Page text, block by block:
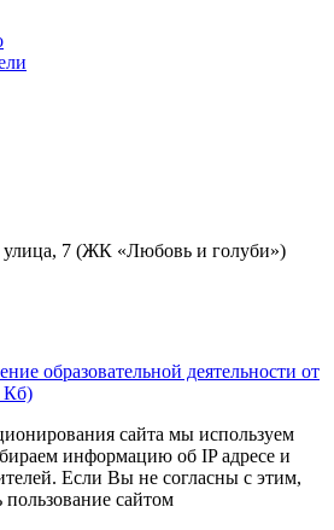
улица, 7 (ЖК «Любовь и голуби»)
образовательной деятельности от
Кб)
сайта мы используем
информацию об IP адресе и
Если Вы не согласны с этим,
пользование сайтом